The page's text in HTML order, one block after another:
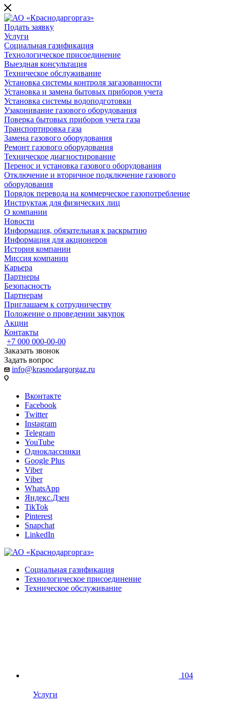
Подать заявку
Услуги
Социальная газификация
Технологическое присоединение
Выездная консультация
Техническое обслуживание
Установка системы контроля загазованности
Установка и замена бытовых приборов учета
Установка системы водоподготовки
Узаконивание газового оборудования
Поверка бытовых приборов учета газа
Транспортировка газа
Замена газового оборудования
Ремонт газового оборудования
Техническое диагностирование
Перенос и установка газового оборудования
Отключение и вторичное подключение газового
оборудования
Порядок перевода на коммерческое газопотребление
Инструктаж для физических лиц
О компании
Новости
Информация, обязательная к раскрытию
Информация для акционеров
История компании
Миссия компании
Карьера
Партнеры
Безопасность
Партнерам
Приглашаем к сотрудничеству
Положение о проведении закупок
Акции
Контакты
+7 000 000-00-00
Заказать звонок
Задать вопрос
info@krasnodargorgaz.ru
Вконтакте
Facebook
Twitter
Instagram
Telegram
YouTube
Одноклассники
Google Plus
Viber
Viber
WhatsApp
Яндекс.Дзен
TikTok
Pinterest
Snapchat
LinkedIn
Социальная газификация
Технологическое присоединение
Техническое обслуживание
104
Услуги